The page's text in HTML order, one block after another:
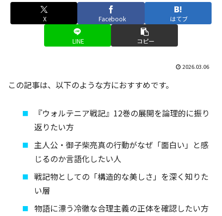
X Facebook はてブ
LINE コピー
2026.03.06
この記事は、以下のような方におすすめです。
『ウォルテニア戦記』12巻の展開を論理的に振り
返りたい方
主人公・御子柴亮真の行動がなぜ「面白い」と感
じるのか言語化したい人
戦記物としての「構造的な美しさ」を深く知りた
い層
物語に漂う冷徹な合理主義の正体を確認したい方